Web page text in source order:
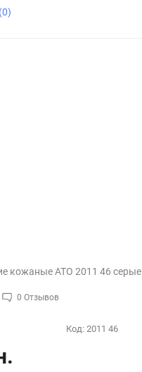
кожаные ATO 2011 46 серые
0 Отзывов
Код: 2011 46